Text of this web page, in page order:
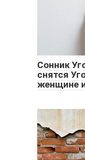
Сонник
снятся
женщине